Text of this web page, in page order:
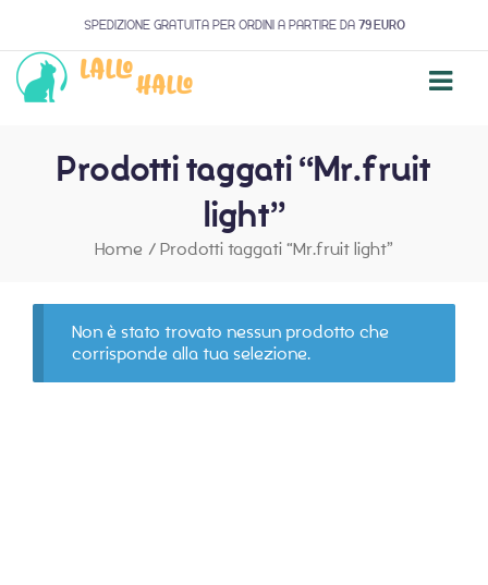
SPEDIZIONE GRATUITA PER ORDINI A PARTIRE DA 79 EURO
Prodotti taggati “Mr.fruit
light”
Home / Prodotti taggati “Mr.fruit light”
Non è stato trovato nessun prodotto che
corrisponde alla tua selezione.